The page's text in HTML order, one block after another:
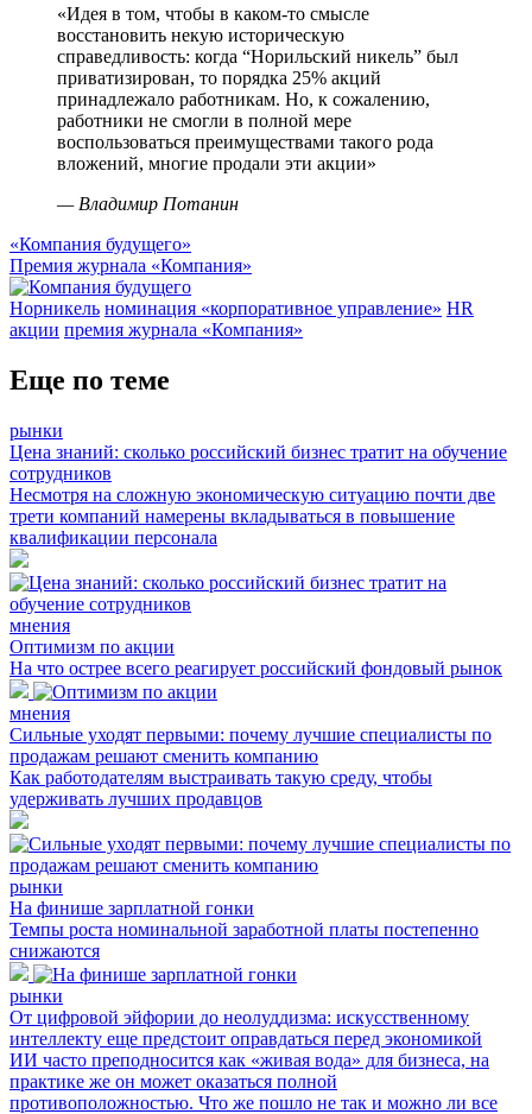
«Идея в том, чтобы в каком-то смысле
восстановить некую историческую
справедливость: когда “Норильский никель” был
приватизирован, то порядка 25% акций
принадлежало работникам. Но, к сожалению,
работники не смогли в полной мере
воспользоваться преимуществами такого рода
вложений, многие продали эти акции»
— Владимир Потанин
«Компания будущего»
Премия журнала «Компания»
Норникель номинация «корпоративное управление» HR
акции премия журнала «Компания»
Еще по теме
рынки
Цена знаний: сколько российский бизнес тратит на обучение
сотрудников
Несмотря на сложную экономическую ситуацию почти две
трети компаний намерены вкладываться в повышение
квалификации персонала
мнения
Оптимизм по акции
На что острее всего реагирует российский фондовый рынок
мнения
Сильные уходят первыми: почему лучшие специалисты по
продажам решают сменить компанию
Как работодателям выстраивать такую среду, чтобы
удерживать лучших продавцов
рынки
На финише зарплатной гонки
Темпы роста номинальной заработной платы постепенно
снижаются
рынки
От цифровой эйфории до неолуддизма: искусственному
интеллекту еще предстоит оправдаться перед экономикой
ИИ часто преподносится как «живая вода» для бизнеса, на
практике же он может оказаться полной
противоположностью. Что же пошло не так и можно ли все